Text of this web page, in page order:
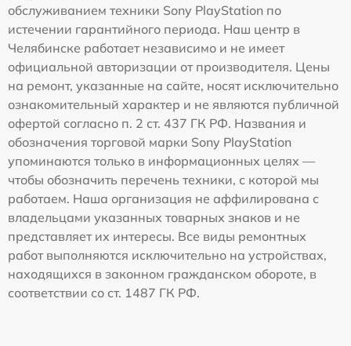
обслуживанием техники Sony PlayStation по
истечении гарантийного периода. Наш центр в
Челябинске работает независимо и не имеет
официальной авторизации от производителя. Цены
на ремонт, указанные на сайте, носят исключительно
ознакомительный характер и не являются публичной
офертой согласно п. 2 ст. 437 ГК РФ. Названия и
обозначения торговой марки Sony PlayStation
упоминаются только в информационных целях —
чтобы обозначить перечень техники, с которой мы
работаем. Наша организация не аффилирована с
владельцами указанных товарных знаков и не
представляет их интересы. Все виды ремонтных
работ выполняются исключительно на устройствах,
находящихся в законном гражданском обороте, в
соответствии со ст. 1487 ГК РФ.